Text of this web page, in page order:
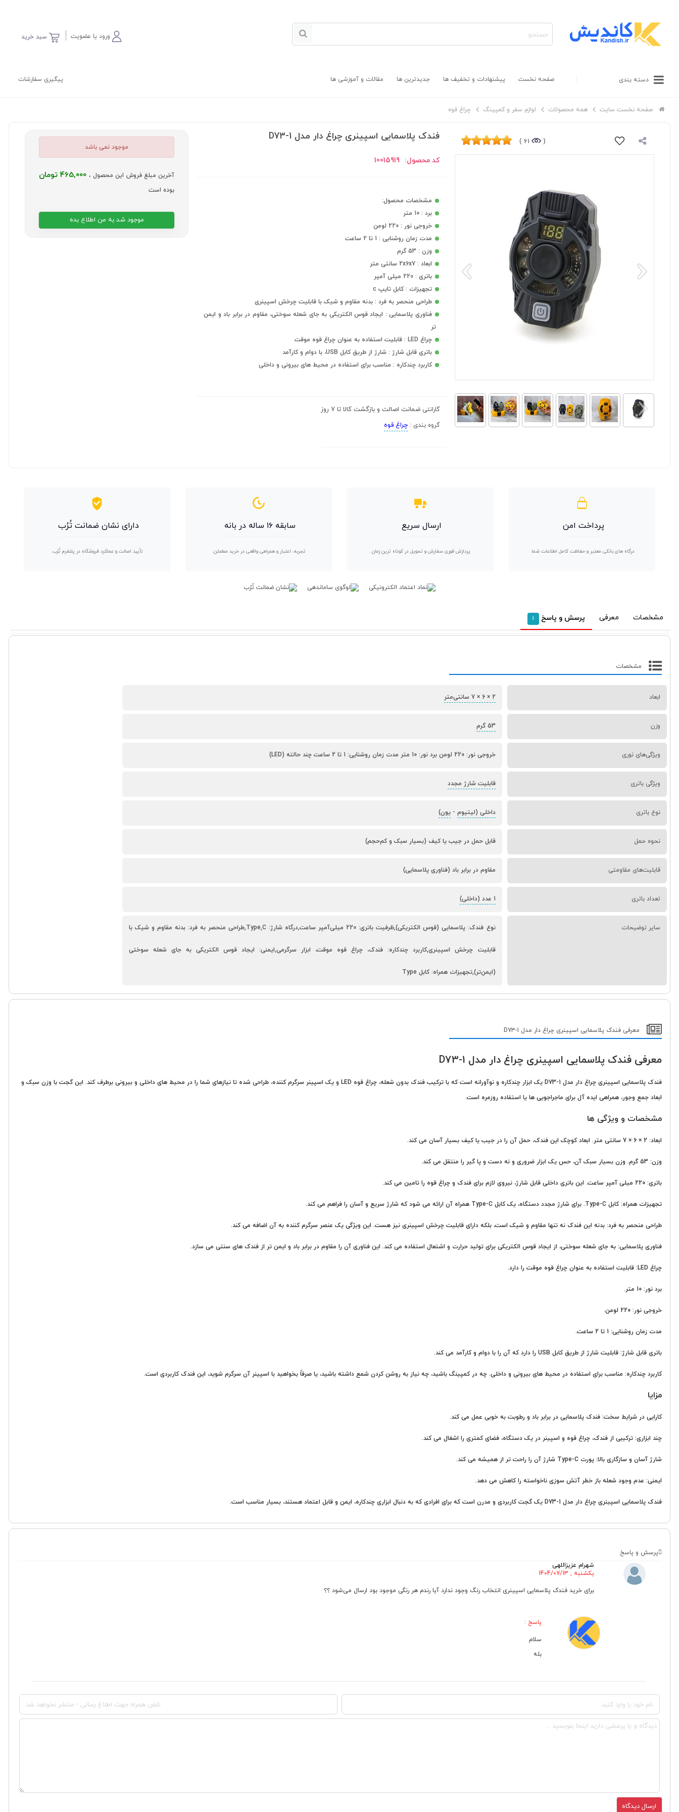
سبد خرید ورود یا عضویت
دسته بندی صفحه نخست پیشنهادات و تخفیف ها جدیدترین ها مقالات و آموزشی ها پیگیری سفارشات
صفحه نخست سایت همه محصولات لوازم سفر و کمپینگ چراغ قوه
(
61 ) فندک پلاسمایی اسپینری چراغ دار مدل D73-1
کد محصول: 10015919
مشخصات محصول:
برد : 10 متر
خروجی نور : 220 لومن
مدت زمان روشنایی : 1 تا 2 ساعت
وزن : 53 گرم
ابعاد : 2x6x7 سانتی متر
باتری : 220 میلی آمپر
تجهیزات : کابل تایپ c
طراحی منحصر به فرد : بدنه مقاوم و شیک با قابلیت چرخش اسپینری
فناوری پلاسمایی : ایجاد قوس الکتریکی به جای شعله سوختی، مقاوم در برابر باد و ایمن
تر
چراغ LED : قابلیت استفاده به عنوان چراغ قوه موقت
باتری قابل شارژ : شارژ از طریق کابل USB، با دوام و کارآمد
کاربرد چندکاره : مناسب برای استفاده در محیط های بیرونی و داخلی
گارانتی ضمانت اصالت و بازگشت کالا تا 7 روز
گروه بندی :چراغ قوه
موجود نمی باشد
آخرین مبلغ فروش این محصول ، 465,000 تومان
بوده است
موجود شد به من اطلاع بده
پرداخت امن
درگاه های بانکی معتبر و حفاظت کامل اطلاعات شما.
ارسال سریع
پردازش فوری سفارش و تحویل در کوتاه ترین زمان.
سابقه ۱۶ ساله در بانه
تجربه، اعتبار و همراهی واقعی در خرید مطمئن.
دارای نشان ضمانت تُرُب
تأیید اصالت و عملکرد فروشگاه در پلتفرم تُرُب.
مشخصات معرفی پرسش و پاسخ 1
مشخصات
ابعاد 2 × 6 × 7 سانتی‌متر
وزن 53 گرم
ویژگی‌های نوری خروجی نور: 220 لومن برد نور: 10 متر مدت زمان روشنایی: 1 تا 2 ساعت چند حالته (LED)
ویژگی باتری قابلیت شارژ مجدد
نوع باتری داخلی (لیتیوم -یون)
نحوه حمل قابل حمل در جیب یا کیف (بسیار سبک و کم‌حجم)
قابلیت‌های مقاومتی مقاوم در برابر باد (فناوری پلاسمایی)
تعداد باتری 1 عدد (داخلی)
سایر توضیحات نوع فندک: پلاسمایی (قوس الکتریکی),ظرفیت باتری: 220 میلی‌آمپر ساعت,درگاه شارژ: Type,C,طراحی منحصر به فرد: بدنه مقاوم و شیک با
قابلیت چرخش اسپینری,کاربرد چندکاره: فندک، چراغ قوه موقت، ابزار سرگرمی,ایمنی: ایجاد قوس الکتریکی به جای شعله سوختی
(ایمن‌تر),تجهیزات همراه: کابل Type
معرفی فندک پلاسمایی اسپینری چراغ دار مدل D73-1
معرفی فندک پلاسمایی اسپینری چراغ دار مدل D73-1
فندک پلاسمایی اسپینری چراغ دار مدل D73-1 یک ابزار چندکاره و نوآورانه است که با ترکیب فندک بدون شعله، چراغ قوه LED و یک اسپینر سرگرم کننده، طراحی شده تا نیازهای شما را در محیط های داخلی و بیرونی برطرف کند. این گجت با وزن سبک و
ابعاد جمع وجور، همراهی ایده آل برای ماجراجویی ها یا استفاده روزمره است.
مشخصات و ویژگی ها
ابعاد: 2 × 6 × 7 سانتی متر. ابعاد کوچک این فندک، حمل آن را در جیب یا کیف بسیار آسان می کند.
وزن: 53 گرم. وزن بسیار سبک آن، حس یک ابزار ضروری و نه دست و پا گیر را منتقل می کند.
باتری: 220 میلی آمپر ساعت. این باتری داخلی قابل شارژ، نیروی لازم برای فندک و چراغ قوه را تامین می کند.
تجهیزات همراه: کابل Type-C. برای شارژ مجدد دستگاه، یک کابل Type-C همراه آن ارائه می شود که شارژ سریع و آسان را فراهم می کند.
طراحی منحصر به فرد: بدنه این فندک نه تنها مقاوم و شیک است، بلکه دارای قابلیت چرخش اسپینری نیز هست. این ویژگی یک عنصر سرگرم کننده به آن اضافه می کند.
فناوری پلاسمایی: به جای شعله سوختی، از ایجاد قوس الکتریکی برای تولید حرارت و اشتعال استفاده می کند. این فناوری آن را مقاوم در برابر باد و ایمن تر از فندک های سنتی می سازد.
چراغ LED: قابلیت استفاده به عنوان چراغ قوه موقت را دارد.
برد نور: 10 متر.
خروجی نور: 220 لومن.
مدت زمان روشنایی: 1 تا 2 ساعت.
باتری قابل شارژ: قابلیت شارژ از طریق کابل USB را دارد که آن را با دوام و کارآمد می کند.
کاربرد چندکاره: مناسب برای استفاده در محیط های بیرونی و داخلی. چه در کمپینگ باشید، چه نیاز به روشن کردن شمع داشته باشید، یا صرفاً بخواهید با اسپینر آن سرگرم شوید، این فندک کاربردی است.
مزایا
کارایی در شرایط سخت: فندک پلاسمایی در برابر باد و رطوبت به خوبی عمل می کند.
چند ابزاری: ترکیبی از فندک، چراغ قوه و اسپینر در یک دستگاه، فضای کمتری را اشغال می کند.
شارژ آسان و سازگاری بالا: پورت Type-C شارژ آن را راحت تر از همیشه می کند.
ایمنی: عدم وجود شعله باز خطر آتش سوزی ناخواسته را کاهش می دهد.
فندک پلاسمایی اسپینری چراغ دار مدل D73-1 یک گجت کاربردی و مدرن است که برای افرادی که به دنبال ابزاری چندکاره، ایمن و قابل اعتماد هستند، بسیار مناسب است.
پرسش و پاسخ
شهرام عزیزاللهی
یکشنبه , 1404/07/13
برای خرید فندک پلاسمایی اسپینری انتخاب رنگ وجود ندارد آیا رندم هر رنگی موجود بود ارسال می‌شود ؟؟
پاسخ :
سلام
بله